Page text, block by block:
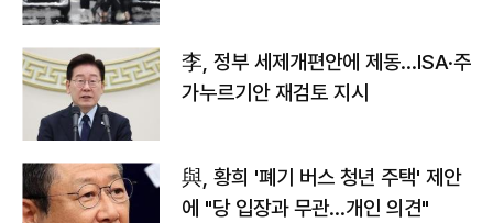
李, 정부 세제개편안에 제동…ISA·주
가누르기안 재검토 지시
與, 황희 '폐기 버스 청년 주택' 제안
에 "당 입장과 무관…개인 의견"